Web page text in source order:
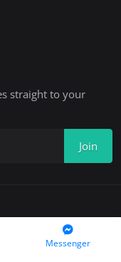
straight to your
Join
Messenger